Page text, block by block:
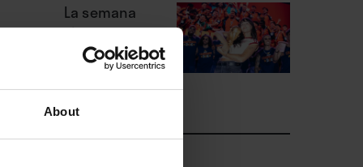
About
La semana
vista por...
Diego Rubio:
miércoles, 22
de julio de 2026